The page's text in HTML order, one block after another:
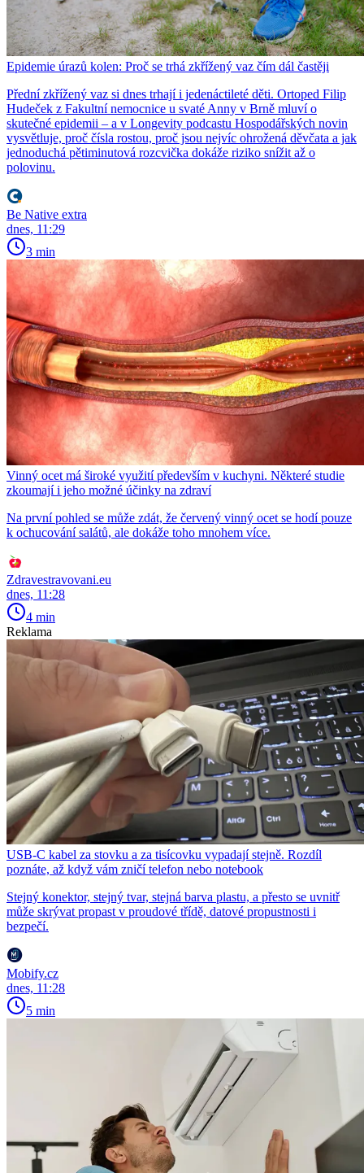
Epidemie úrazů kolen: Proč se trhá zkřížený vaz čím dál častěji
Přední zkřížený vaz si dnes trhají i jedenáctileté děti. Ortoped Filip
Hudeček z Fakultní nemocnice u svaté Anny v Brně mluví o
skutečné epidemii – a v Longevity podcastu Hospodářských novin
vysvětluje, proč čísla rostou, proč jsou nejvíc ohrožená děvčata a jak
jednoduchá pětiminutová rozcvička dokáže riziko snížit až o
polovinu.
Be Native extra
dnes, 11:29
3 min
Vinný ocet má široké využití především v kuchyni. Některé studie
zkoumají i jeho možné účinky na zdraví
Na první pohled se může zdát, že červený vinný ocet se hodí pouze
k ochucování salátů, ale dokáže toho mnohem více.
Zdravestravovani.eu
dnes, 11:28
4 min
Reklama
USB-C kabel za stovku a za tisícovku vypadají stejně. Rozdíl
poznáte, až když vám zničí telefon nebo notebook
Stejný konektor, stejný tvar, stejná barva plastu, a přesto se uvnitř
může skrývat propast v proudové třídě, datové propustnosti i
bezpečí.
Mobify.cz
dnes, 11:28
5 min